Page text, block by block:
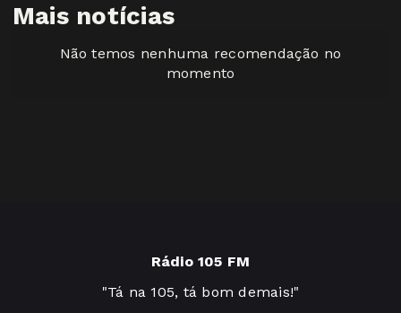
Mais notícias
Não temos nenhuma recomendação no
momento
Rádio 105 FM
"Tá na 105, tá bom demais!"